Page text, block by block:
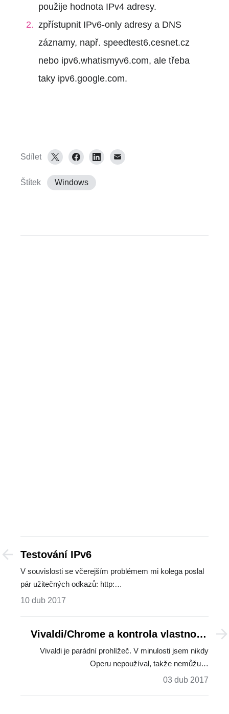
použije hodnota IPv4 adresy.
zpřístupnit IPv6-only adresy a DNS
záznamy, např. speedtest6.cesnet.cz
nebo ipv6.whatismyv6.com, ale třeba
taky ipv6.google.com.
Sdílet
Štítek Windows
Testování IPv6
V souvislosti se včerejším problémem mi kolega poslal
pár užitečných odkazů: http:…
10 dub 2017
Vivaldi/Chrome a kontrola vlastností
serverového certifikátu
Vivaldi je parádní prohlížeč. V minulosti jsem nikdy
Operu nepoužíval, takže nemůžu…
03 dub 2017